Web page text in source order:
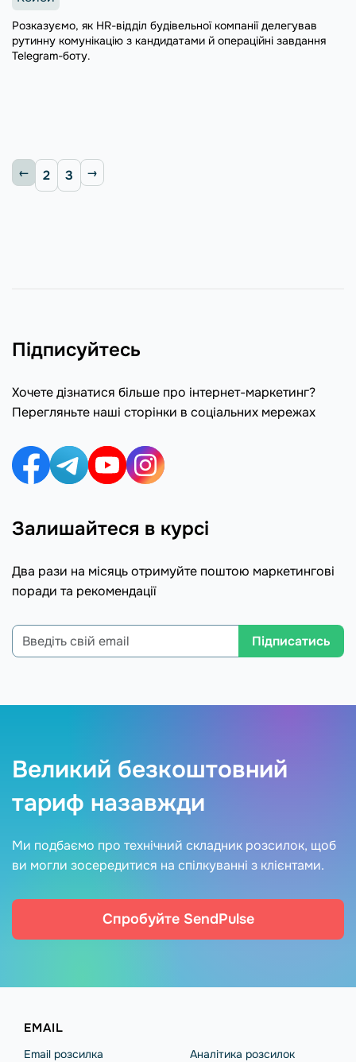
Розказуємо, як HR-відділ будівельної компанії делегував
рутинну комунікацію з кандидатами й операційні завдання
Telegram-боту.
2 3
Підписуйтесь
Хочете дізнатися більше про інтернет-маркетинг?
Перегляньте наші сторінки в соціальних мережах
Залишайтеся в курсі
Два рази на місяць отримуйте поштою маркетингові
поради та рекомендації
Підписатись
Великий безкоштовний
тариф назавжди
Ми подбаємо про технічний складник розсилок, щоб
ви могли зосередитися на спілкуванні з клієнтами.
Спробуйте SendPulse
EMAIL
Email розсилка
Аналітика розсилок